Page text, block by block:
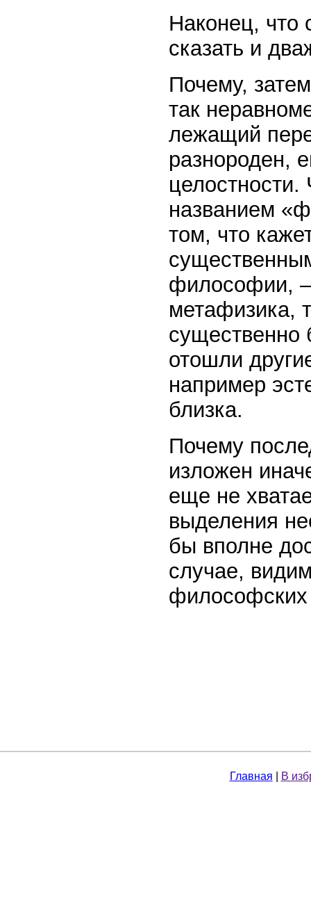
Наконец, что
сказать и
Почему,
так
лежащий
разнороден,
целостности.
названием
том, что
философии,
метафизика,
существенно
отошли
например
близка.
Почему
изложен
еще не
выделения
бы вполне
случае,
философских
Главная В